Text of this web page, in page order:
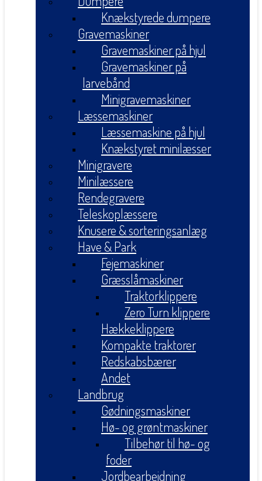
Knækstyrede dumpere
Gravemaskiner
Gravemaskiner på hjul
Gravemaskiner på
larvebånd
Minigravemaskiner
Læssemaskiner
Læssemaskine på hjul
Knækstyret minilæsser
Minigravere
Minilæssere
Rendegravere
Teleskoplæssere
Knusere & sorteringsanlæg
Have & Park
Fejemaskiner
Græsslåmaskiner
Traktorklippere
Zero Turn klippere
Hækkeklippere
Kompakte traktorer
Redskabsbærer
Andet
Landbrug
Gødningsmaskiner
Hø- og grøntmaskiner
Tilbehør til hø- og
foder
Jordbearbejdning